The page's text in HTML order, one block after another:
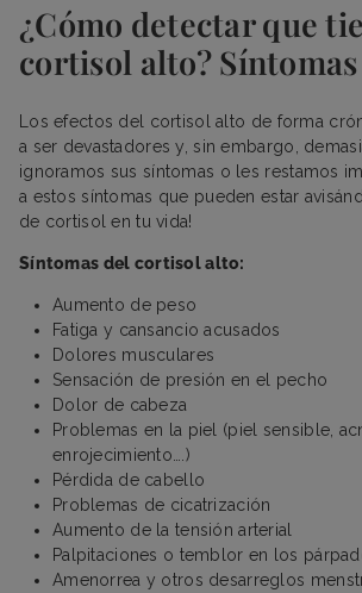
¿Cómo detectar que
cortisol alto? Síntomas
Los efectos del cortisol alto de forma
a ser devastadores y, sin embargo,
ignoramos sus síntomas o les restamos
a estos síntomas que pueden estar
de cortisol en tu vida!
Síntomas del cortisol alto:
Aumento de peso
Fatiga y cansancio acusados
Dolores musculares
Sensación de presión en el pecho
Dolor de cabeza
Problemas en la piel (piel sensible,
enrojecimiento….)
Pérdida de cabello
Problemas de cicatrización
Aumento de la tensión arterial
Palpitaciones o temblor en los
Amenorrea y otros desarreglos